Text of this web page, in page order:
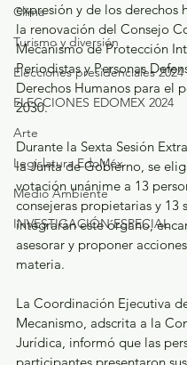
Clima
Turismo y diversión
Elecciones presidenciales 2024
ELECCIONES EDOMEX 2024
Arte
Legislatura EdoMéx
Medio Ambiente
INVESTIGACIÓN ESPECIAL
expresión y de los derechos
la renovación del Consejo
Mecanismo de Protección
Periodistas y Personas
Derechos Humanos para el
2030.
Durante la Sexta Sesión
la Junta de Gobierno, se
votación unánime a 13
consejeras propietarias y 13
integrarán este órgano,
asesorar y proponer
materia.
La Coordinación Ejecutiva
Mecanismo, adscrita a la
Jurídica, informó que las